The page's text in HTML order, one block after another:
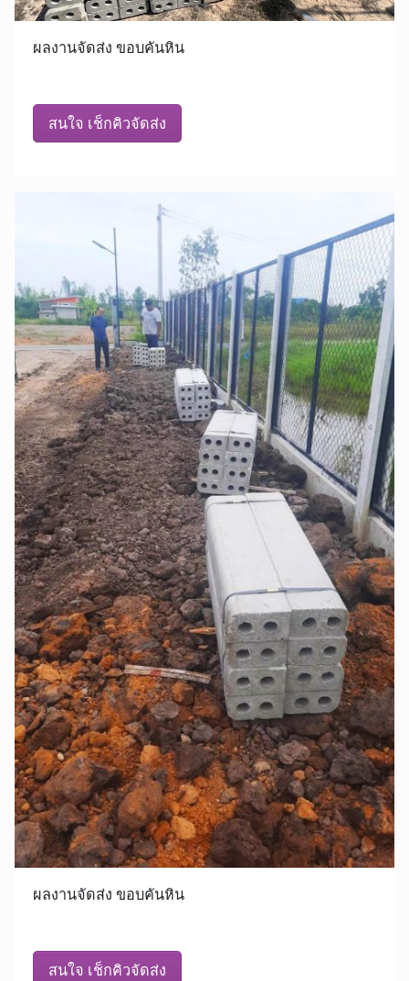
ผลงานจัดส่ง ขอบคันหิน
สนใจ เช็กคิวจัดส่ง
ผลงานจัดส่ง ขอบคันหิน
สนใจ เช็กคิวจัดส่ง